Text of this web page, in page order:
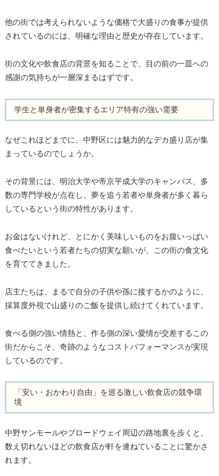
他の街では考えられないような価格で大盛りの食事が提供
されているのには、明確な理由と歴史が存在しています。
街の文化や飲食店の背景を知ることで、目の前の一皿への
感謝の気持ちが一層深まるはずです。
学生と単身者が密集するエリア特有の強い需要
なぜこれほどまでに、中野区には魅力的なデカ盛り店が集
まっているのでしょうか。
その背景には、明治大学や帝京平成大学のキャンパス、多
数の専門学校が点在し、夢を追う若者や単身者が多く暮ら
しているという街の特性があります。
お金はないけれど、とにかく美味しいものをお腹いっぱい
食べたいという若者たちの切実な願いが、この街の食文化
を育ててきました。
店主たちは、まるで自分の子供や孫に接するかのように、
採算度外視で山盛りのご飯を提供し続けてくれています。
食べる側の強い情熱と、作る側の深い愛情が交差するこの
街だからこそ、奇跡のようなコストパフォーマンスが実現
しているのです。
「安い・おかわり自由」を巡る激しい飲食店の競争環
境
中野サンモールやブロードウェイ周辺の路地裏を歩くと、
数え切れないほどの飲食店が軒を連ねていることに驚かさ
れます。